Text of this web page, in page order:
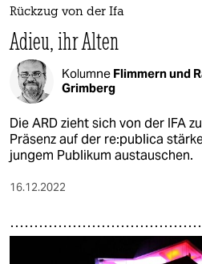
Rückzug von der Ifa
Adieu, ihr Alten
Kolumne Flimmern und
Grimberg
Die ARD zieht sich von der IFA
Präsenz auf der re:­pu­bli­ca
jungem Publikum austauschen.
16.12.2022